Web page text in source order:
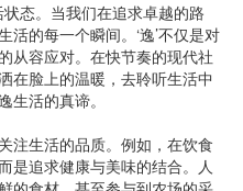
状态。当我们在追求卓越的路
的每一个瞬间。‘逸’不仅是对
从容应对。在快节奏的现代社
在脸上的温暖，去聆听生活中
生活的真谛。
注生活的品质。例如，在饮食
是追求健康与美味的结合。人